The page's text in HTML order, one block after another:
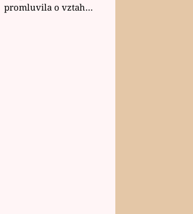
promluvila o vztahu